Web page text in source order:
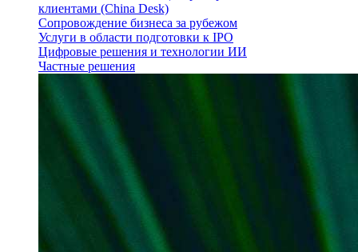
клиентами (China Desk)
Сопровождение бизнеса за рубежом
Услуги в области подготовки к IPO
Цифровые решения и технологии ИИ
Частные решения